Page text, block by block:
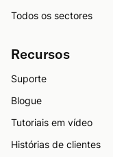
Todos os sectores
Recursos
Suporte
Blogue
Tutoriais em vídeo
Histórias de clientes